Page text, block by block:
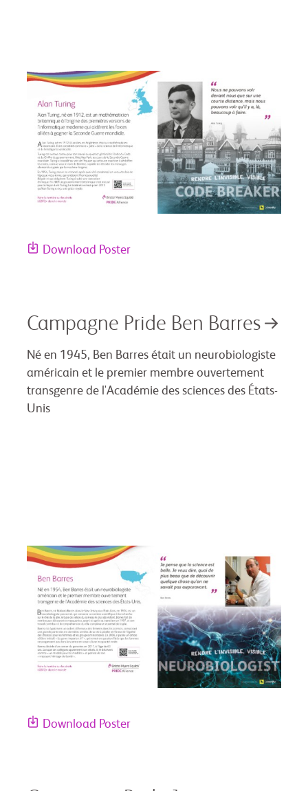
Download Poster
Campagne Pride Ben Barres
Né en 1945, Ben Barres était un neurobiologiste
américain et le premier membre ouvertement
transgenre de l'Académie des sciences des États-
Unis
Download Poster